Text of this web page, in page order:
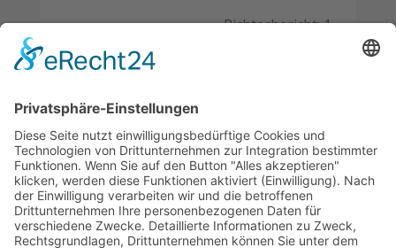
Richterbericht: 1-
leicht charbonniert,
kleiner weißer
Brustfleck,
genügend Maske,
dunkle, etwas
runde Augen, gut